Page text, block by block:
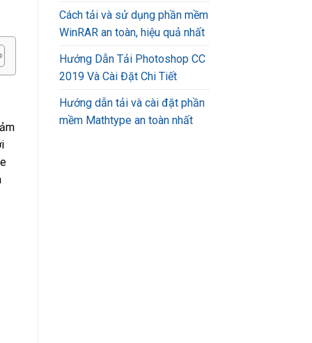
Cách tải và sử dụng phần mềm
WinRAR an toàn, hiệu quả nhất
Hướng Dẫn Tải Photoshop CC
2019 Và Cài Đặt Chi Tiết
Hướng dẫn tải và cài đặt phần
mềm Mathtype an toàn nhất